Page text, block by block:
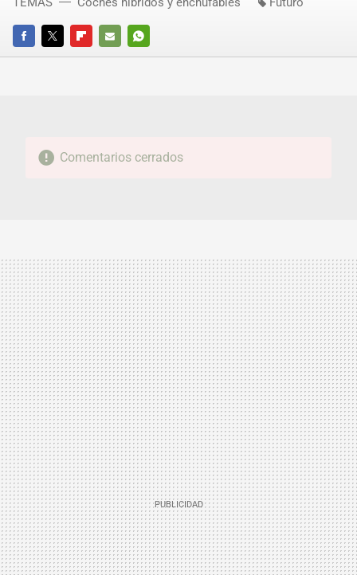
FACEBOOKTWITTERFLIPBOARD
E-
WHATSAPP
Comentarios cerrados